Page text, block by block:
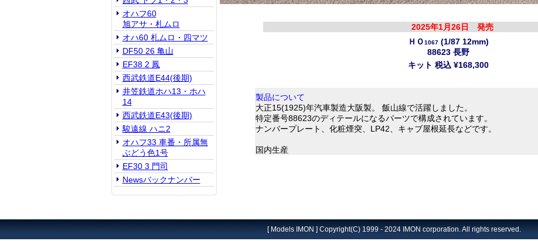
2025年1月26日 発売
ＨＯ1067(1/87 12mm)
88623 長野
キット 税込¥168,300
製品について
大正15(1925)年汽車製造大阪製。 飯山線で活躍しました。
特定番号88623のディテールになるパーツで構成されています。
ナンバープレート、化粧煙突、LP42、キャブ屋根延長などです。
国内生産
オハフ60
旭アサ・札ムロ
オハ60 札ムロ・四マツ
DF50 26 亀山
EF38 2 鳳
西武鉄道E44(後期)
井笠鉄道ホハ13・ホハ
14
西武鉄道E43(後期)
駿遠線 ハニ2
オハフ33 車番・所属無
ぶどう色1号
EF30 3 門司
Newsバックナンバー
[ Models IMON ] Copyright(C) 1999 - 2024 IMON corporation. All rights reserved.